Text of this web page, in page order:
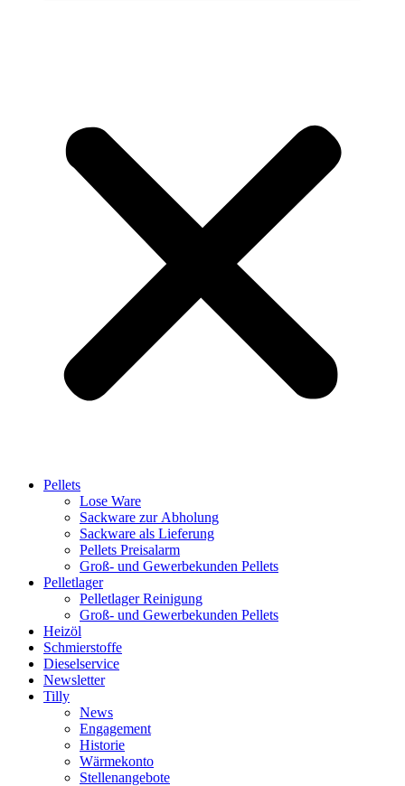
Pellets
Lose Ware
Sackware zur Abholung
Sackware als Lieferung
Pellets Preisalarm
Groß- und Gewerbekunden Pellets
Pelletlager
Pelletlager Reinigung
Groß- und Gewerbekunden Pellets
Heizöl
Schmierstoffe
Dieselservice
Newsletter
Tilly
News
Engagement
Historie
Wärmekonto
Stellenangebote